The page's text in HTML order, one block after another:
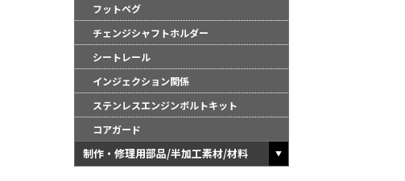
フットペグ
チェンジシャフトホルダー
シートレール
インジェクション関係
ステンレスエンジンボルトキット
コアガード
制作・修理用部品/半加工素材/材料